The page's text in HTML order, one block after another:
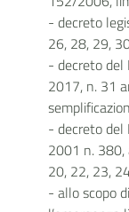
- decreto
26, 28, 29,
- decreto del
2017, n. 31
- decreto del
2001 n. 380,
20, 22, 23,
- allo scopo